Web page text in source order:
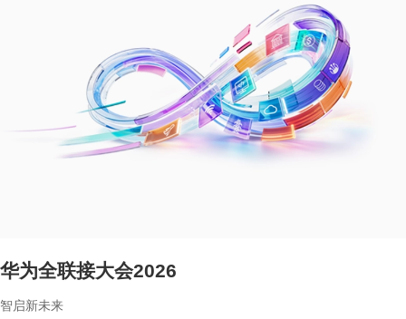
华为全联接大会2026
智启新未来